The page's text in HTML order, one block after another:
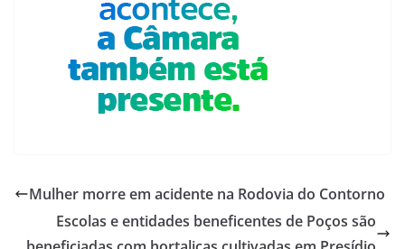
Mulher morre em acidente na Rodovia do Contorno
Escolas e entidades beneficentes de Poços são